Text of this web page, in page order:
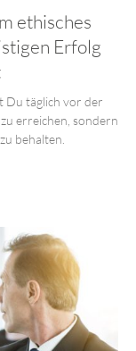
ethisches
Erfolg
Du täglich vor der
erreichen, sondern
behalten.